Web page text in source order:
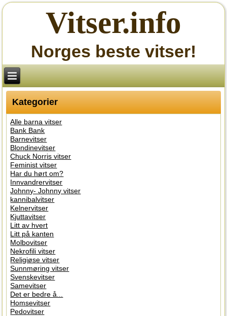
Vitser.info
Norges beste vitser!
Kategorier
Alle barna vitser
Bank Bank
Barnevitser
Blondinevitser
Chuck Norris vitser
Feminist vitser
Har du hørt om?
Innvandrervitser
Johnny- Johnny vitser
kannibalvitser
Kelnervitser
Kjuttavitser
Litt av hvert
Litt på kanten
Molbovitser
Nekrofili vitser
Religiøse vitser
Sunnmøring vitser
Svenskevitser
Samevitser
Det er bedre å...
Homsevitser
Pedovitser